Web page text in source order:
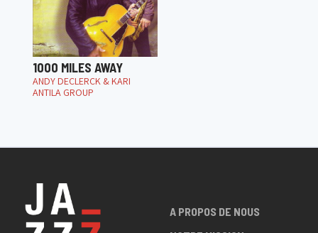
1000 MILES AWAY
ANDY DECLERCK & KARI
ANTILA GROUP
A PROPOS DE NOUS